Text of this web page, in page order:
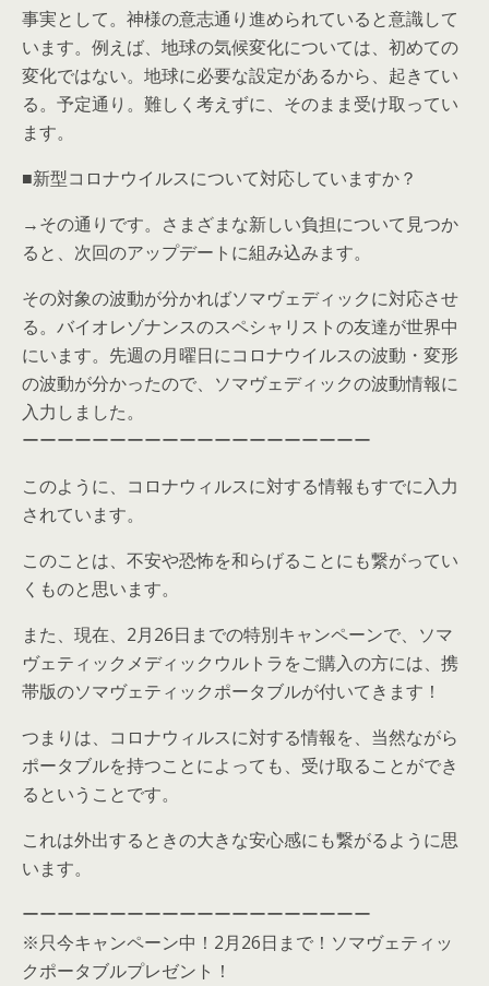
事実として。神様の意志通り進められていると意識して
います。例えば、地球の気候変化については、初めての
変化ではない。地球に必要な設定があるから、起きてい
る。予定通り。難しく考えずに、そのまま受け取ってい
ます。
■新型コロナウイルスについて対応していますか？
→その通りです。さまざまな新しい負担について見つか
ると、次回のアップデートに組み込みます。
その対象の波動が分かればソマヴェディックに対応させ
る。バイオレゾナンスのスペシャリストの友達が世界中
にいます。先週の月曜日にコロナウイルスの波動・変形
の波動が分かったので、ソマヴェディックの波動情報に
入力しました。
ーーーーーーーーーーーーーーーーーーーー
このように、コロナウィルスに対する情報もすでに入力
されています。
このことは、不安や恐怖を和らげることにも繋がってい
くものと思います。
また、現在、2月26日までの特別キャンペーンで、ソマ
ヴェティックメディックウルトラをご購入の方には、携
帯版のソマヴェティックポータブルが付いてきます！
つまりは、コロナウィルスに対する情報を、当然ながら
ポータブルを持つことによっても、受け取ることができ
るということです。
これは外出するときの大きな安心感にも繋がるように思
います。
ーーーーーーーーーーーーーーーーーーーー
※只今キャンペーン中！2月26日まで！ソマヴェティッ
クポータブルプレゼント！